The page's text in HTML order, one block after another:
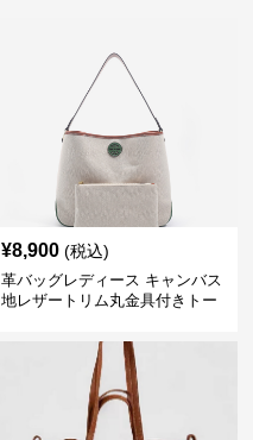
¥8,900 (税込)
革バッグレディース キャンバス
地レザートリム丸金具付きトー